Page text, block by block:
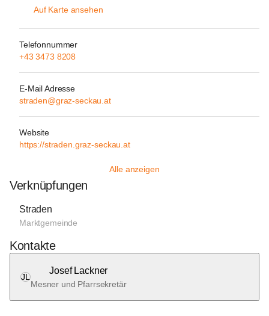
Auf Karte ansehen
Telefonnummer
+43 3473 8208
E-Mail Adresse
straden@graz-seckau.at
Website
https://straden.graz-seckau.at
Alle anzeigen
Verknüpfungen
Straden
Marktgemeinde
Kontakte
JL
Josef Lackner
Mesner und Pfarrsekretär